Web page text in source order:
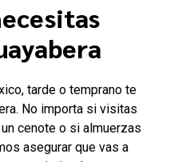
tarde o temprano te
No importa si visitas
cenote o si almuerzas
asegurar que vas a